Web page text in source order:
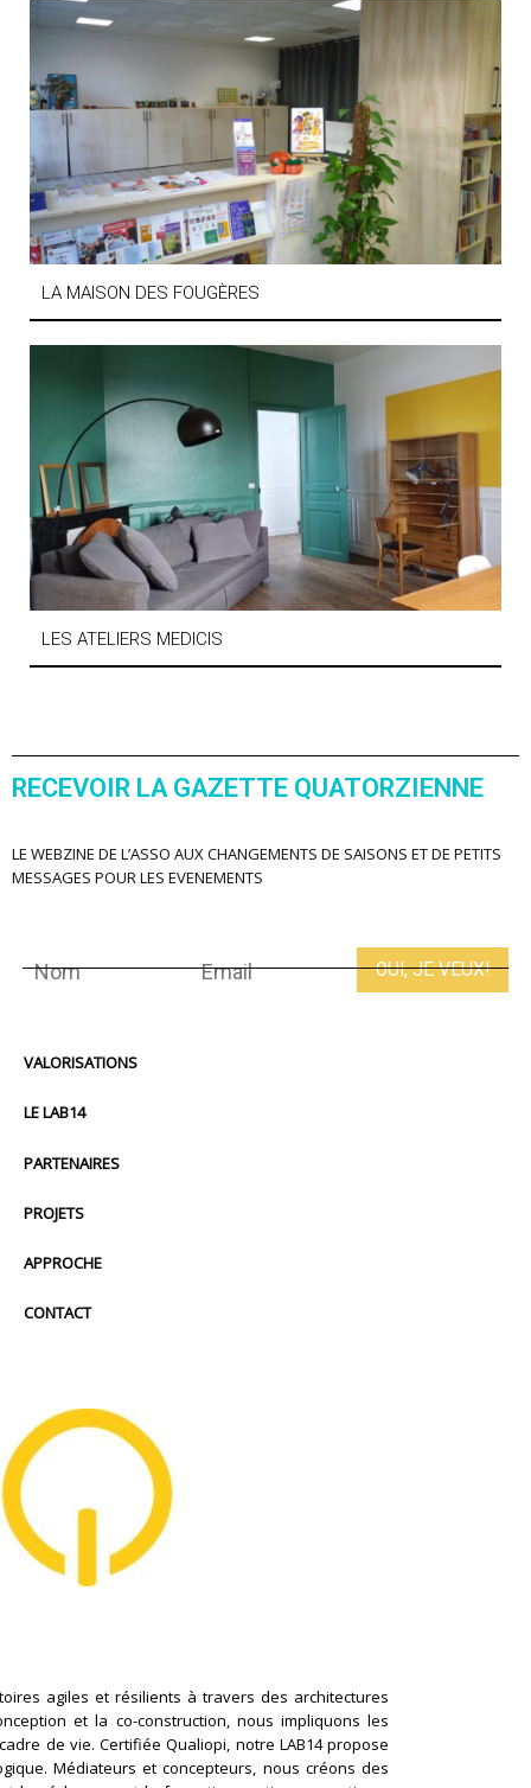
LA MAISON DES FOUGÈRES
LES ATELIERS MEDICIS
RECEVOIR LA GAZETTE QUATORZIENNE
LE WEBZINE DE L’ASSO AUX CHANGEMENTS DE SAISONS ET DE PETITS
MESSAGES POUR LES EVENEMENTS
VALORISATIONS
LE LAB14
PARTENAIRES
PROJETS
APPROCHE
CONTACT
agiles et résilients à travers des architectures
et la co-construction, nous impliquons les
de vie. Certifiée Qualiopi, notre LAB14 propose
Médiateurs et concepteurs, nous créons des